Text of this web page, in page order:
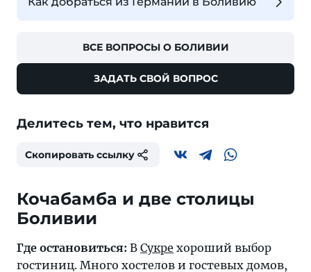
ВСЕ ВОПРОСЫ О БОЛИВИИ
ЗАДАТЬ СВОЙ ВОПРОС
Делитесь тем, что нравится
Скопировать ссылку
Кочабамба и две столицы
Где остановиться: В Сукре хороший выбор
гостиниц. Много хостелов и гостевых домов,